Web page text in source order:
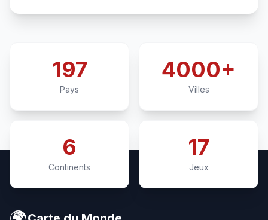
197
Pays
4000+
Villes
6
Continents
17
Jeux